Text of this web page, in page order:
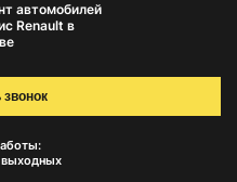
автомобилей
Renault в
звонок